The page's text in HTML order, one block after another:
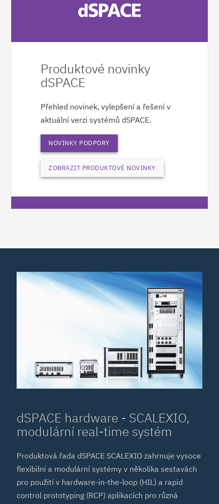
Produktové novinky
dSPACE
Přehled novinek, vylepšení a řešení v
aktuální verzi systémů dSPACE.
NOVINKY PODPORY
ZOBRAZIT PRODUKTOVÉ NOVINKY
dSPACE hardware - SCALEXIO,
modulární real-time systém
Produktová řada dSPACE SCALEXIO zahrnuje vysoce
flexibilní a modulární systémy v několika sestavách
pro použití v hardware-in-the-loop (HIL) a rapid
control prototyping (RCP) aplikacích pro různá